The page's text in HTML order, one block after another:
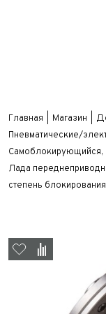
Главная Магазин
Пневматические/
Самоблокирующийся,
Лада
степень блокирования